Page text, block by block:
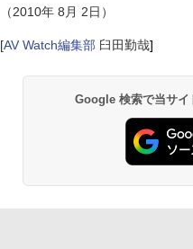
（2010年 8月 2日）
[AV Watch編集部 臼田勤哉]
Google 検索で当サイ